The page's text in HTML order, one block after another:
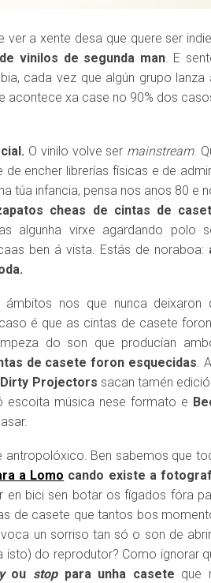
a xente desa que quere ser
vinilos de segunda man. E
cada vez que algún grupo lanza
acontece xa case no 90% dos
O vinilo volve ser mainstream.
encher librerías físicas e de
túa infancia, pensa nos anos 80 e
cheas de cintas de
algunha virxe agardando polo
ben á vista. Estás de noraboa:
ámbitos nos que nunca deixaron
é que as cintas de casete
do son que producían
de casete foron esquecidas.
Dirty Projectors sacan tamén
escoita música nese formato e
Ben sabemos que
a Lomo cando existe a
en bici sen botar os fígados fóra
de casete que tantos bos
un sorriso tan só o son de
do reprodutor? Como ignorar
ou stoppara unha casete que